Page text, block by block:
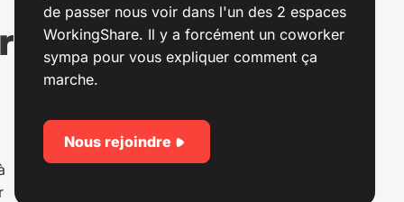
de passer nous voir dans l'un des 2 espaces
WorkingShare. Il y a forcément un coworker
sympa pour vous expliquer comment ça
marche.
Nous rejoindre